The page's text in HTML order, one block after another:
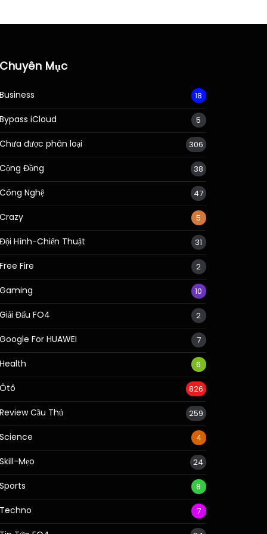
Chuyên Mục
Business 18
Bypass iCloud 5
Chưa được phân loại 306
Cộng Đồng 38
Công Nghệ 47
Crazy 5
Đội Hình-Chiến Thuật 31
Free Fire 2
Gaming 10
Giải Đấu FO4 2
Google For HUAWEI 7
Health 6
Ôtô 826
Review Cầu Thủ 259
Science 4
Skill-Mẹo 24
Sports 8
Techno 7